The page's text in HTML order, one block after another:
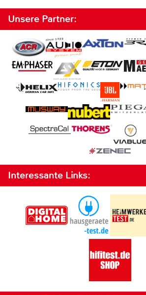
Unsere Partner:
Interessante Links: